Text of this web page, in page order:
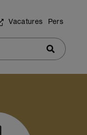
Vacatures Pers
Zoeken